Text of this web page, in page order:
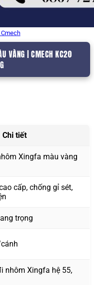
VÀNG | CMECH KC20
Chi tiết
Xingfa màu vàng
cấp, chống gỉ sét,
trọng
nhôm Xingfa hệ 55,